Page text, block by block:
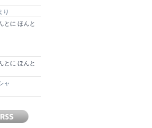
り
とに ほんと
とに ほんと
ャ